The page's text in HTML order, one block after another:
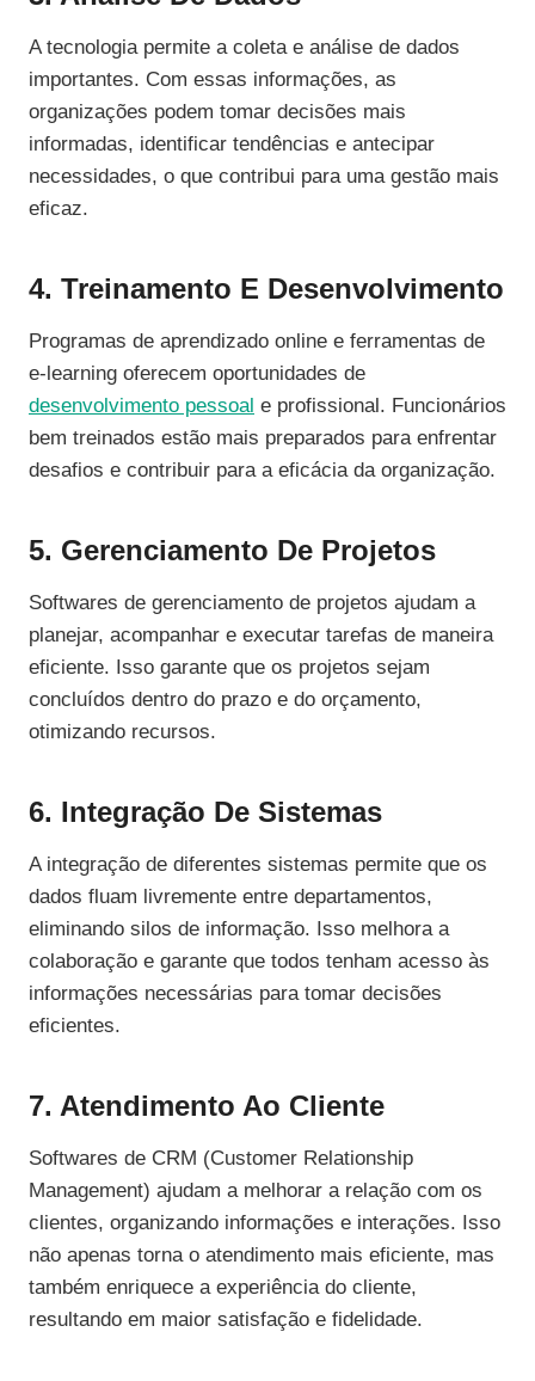
A tecnologia permite a coleta e análise de dados
importantes. Com essas informações, as
organizações podem tomar decisões mais
informadas, identificar tendências e antecipar
necessidades, o que contribui para uma gestão mais
eficaz.
4. Treinamento E Desenvolvimento
Programas de aprendizado online e ferramentas de
e-learning oferecem oportunidades de
desenvolvimento pessoal e profissional. Funcionários
bem treinados estão mais preparados para enfrentar
desafios e contribuir para a eficácia da organização.
5. Gerenciamento De Projetos
Softwares de gerenciamento de projetos ajudam a
planejar, acompanhar e executar tarefas de maneira
eficiente. Isso garante que os projetos sejam
concluídos dentro do prazo e do orçamento,
otimizando recursos.
6. Integração De Sistemas
A integração de diferentes sistemas permite que os
dados fluam livremente entre departamentos,
eliminando silos de informação. Isso melhora a
colaboração e garante que todos tenham acesso às
informações necessárias para tomar decisões
eficientes.
7. Atendimento Ao Cliente
Softwares de CRM (Customer Relationship
Management) ajudam a melhorar a relação com os
clientes, organizando informações e interações. Isso
não apenas torna o atendimento mais eficiente, mas
também enriquece a experiência do cliente,
resultando em maior satisfação e fidelidade.